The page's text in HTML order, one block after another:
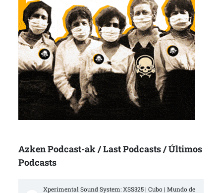
Azken Podcast-ak / Last Podcasts / Últimos
Podcasts
Xperimental Sound System: XSS325 | Cubo | Mundo de